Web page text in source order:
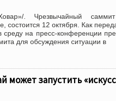
. Чрезвычайный саммит
состоится 12 октября. Как
на пресс-конференции
для обсуждения ситуации в
может запустить